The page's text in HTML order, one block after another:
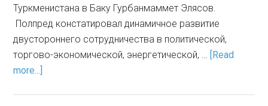
Туркменистана в Баку Гурбанмаммет Элясов.
Полпред констатировал динамичное развитие
двустороннего сотрудничества в политической,
торгово-экономической, энергетической, … [Read
more...]